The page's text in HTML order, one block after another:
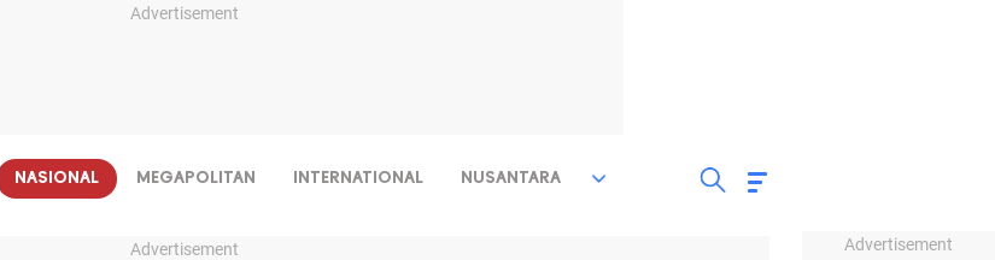
Advertisement
Advertisement
NASIONAL MEGAPOLITAN INTERNATIONAL NUSANTARA
Advertisement